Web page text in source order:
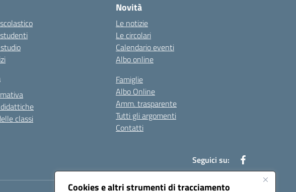
Cookies e altri strumenti di tracciamento
classi
Novità
Le notizie
Le circolari
Calendario eventi
Albo online
Famiglie
Albo Online
Amm. trasparente
Tutti gli argomenti
Contatti
Seguici su: